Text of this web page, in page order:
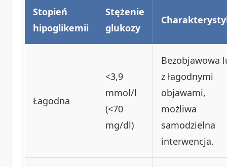
Stopień
hipoglikemii
Stężenie
glukozy
Łagodna
<3,9
mmol/l
(<70
mg/dl)
Bezobjawowa
z łagodnymi
objawami,
możliwa
samodzielna
interwencja.